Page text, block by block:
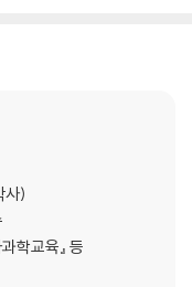
개하였다.
태 및 특성을 이해하고
아가 특수아동으로 진단
지원하기 위하여 특수교
지막으로 특수아동은 학
함께 살아가는 소중한
기를 소망한다.
사)
학교육』 등